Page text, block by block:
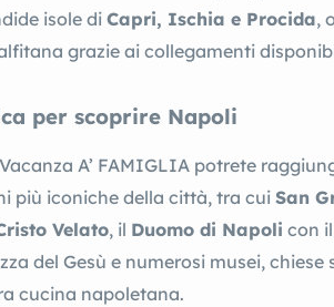
isole di Capri, Ischia e Procida,
grazie ai collegamenti
per scoprire Napoli
A’ FAMIGLIA potrete
più iconiche della città, tra cuiSan
Velato, il Duomo di Napoli con
del Gesù e numerosi musei, chiese
cucina napoletana.